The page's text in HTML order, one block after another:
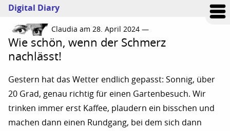
Digital Diary
Claudia am 28. April 2024 —
Wie schön, wenn der Schmerz
nachlässt!
Gestern hat das Wetter endlich gepasst: Sonnig, über
20 Grad, genau richtig für einen Gartenbesuch. Wir
trinken immer erst Kaffee, plaudern ein bisschen und
machen dann einen Rundgang, bei dem sich dann